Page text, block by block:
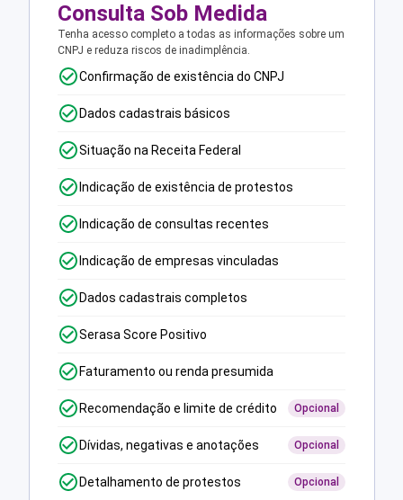
Consulta Sob Medida
Tenha acesso completo a todas as informações sobre um
CNPJ e reduza riscos de inadimplência.
Confirmação de existência do CNPJ
Dados cadastrais básicos
Situação na Receita Federal
Indicação de existência de protestos
Indicação de consultas recentes
Indicação de empresas vinculadas
Dados cadastrais completos
Serasa Score Positivo
Faturamento ou renda presumida
Recomendação e limite de crédito Opcional
Dívidas, negativas e anotações Opcional
Detalhamento de protestos Opcional